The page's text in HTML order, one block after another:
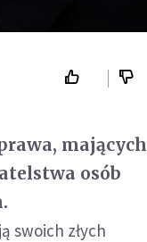
mających
osób
swoich złych